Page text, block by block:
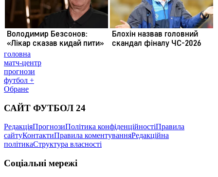
головна
матч-центр
прогнози
футбол +
Обране
САЙТ ФУТБОЛ 24
РедакціяПрогнозиПолітика конфіденційностіПравила
сайтуКонтактиПравила коментуванняРедакційна
політикаСтруктура власності
Соціальні мережі